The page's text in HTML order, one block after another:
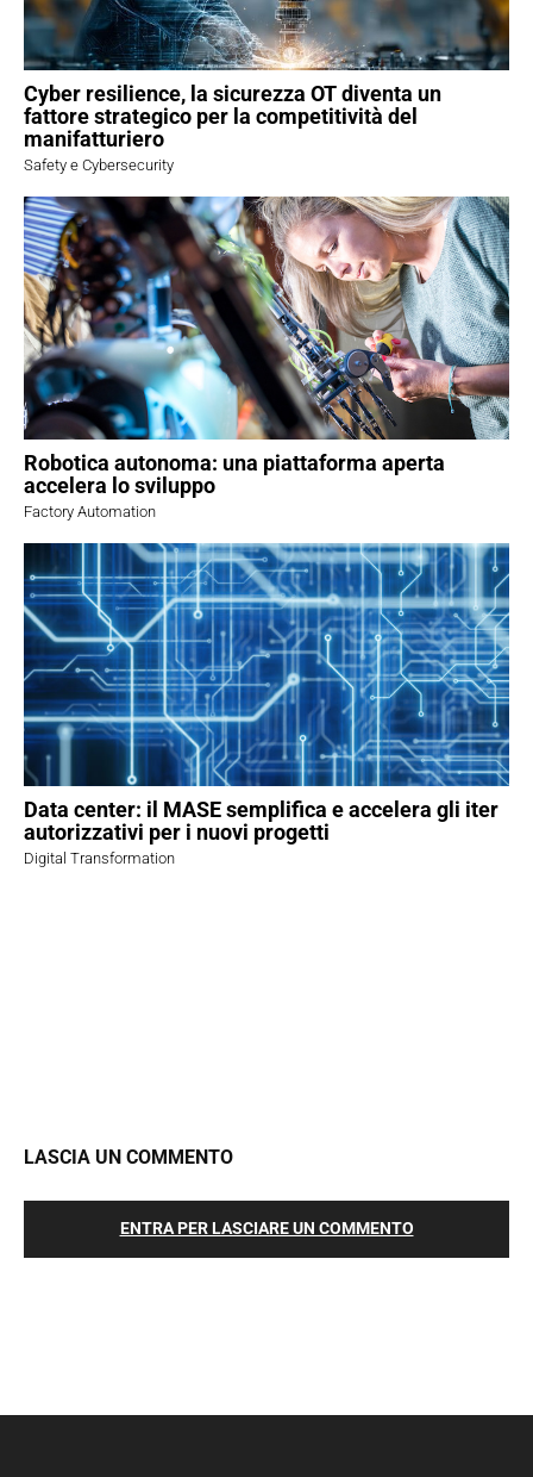
Cyber resilience, la sicurezza OT diventa un
fattore strategico per la competitività del
manifatturiero
Safety e Cybersecurity
Robotica autonoma: una piattaforma aperta
accelera lo sviluppo
Factory Automation
Data center: il MASE semplifica e accelera gli iter
autorizzativi per i nuovi progetti
Digital Transformation
LASCIA UN COMMENTO
ENTRA PER LASCIARE UN COMMENTO